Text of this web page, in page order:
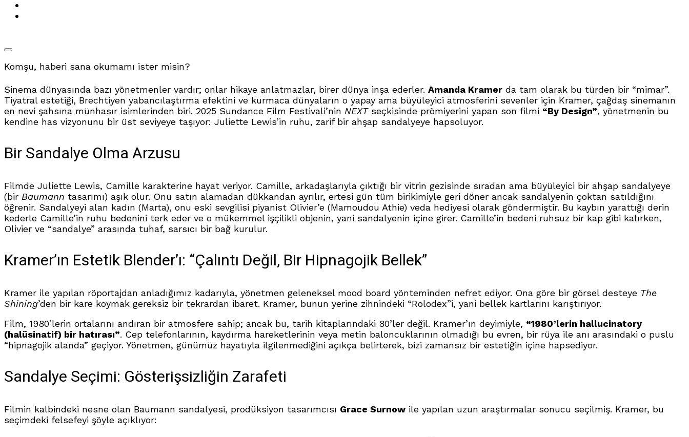
Komşu, haberi sana okumamı ister misin?
Sinema dünyasında bazı yönetmenler vardır; onlar hikaye anlatmazlar, birer dünya inşa ederler. Amanda Kramer da tam olarak bu türden bir “mimar”.
Tiyatral estetiği, Brechtiyen yabancılaştırma efektini ve kurmaca dünyaların o yapay ama büyüleyici atmosferini sevenler için Kramer, çağdaş sinemanın
en nevi şahsına münhasır isimlerinden biri. 2025 Sundance Film Festivali’nin NEXTseçkisinde prömiyerini yapan son filmi “By Design”, yönetmenin bu
kendine has vizyonunu bir üst seviyeye taşıyor: Juliette Lewis’in ruhu, zarif bir ahşap sandalyeye hapsoluyor.
Bir Sandalye Olma Arzusu
Filmde Juliette Lewis, Camille karakterine hayat veriyor. Camille, arkadaşlarıyla çıktığı bir vitrin gezisinde sıradan ama büyüleyici bir ahşap sandalyeye
(bir Baumann tasarımı) aşık olur. Onu satın alamadan dükkandan ayrılır, ertesi gün tüm birikimiyle geri döner ancak sandalyenin çoktan satıldığını
öğrenir. Sandalyeyi alan kadın (Marta), onu eski sevgilisi piyanist Olivier’e (Mamoudou Athie) veda hediyesi olarak göndermiştir. Bu kaybın yarattığı derin
kederle Camille’in ruhu bedenini terk eder ve o mükemmel işçilikli objenin, yani sandalyenin içine girer. Camille’in bedeni ruhsuz bir kap gibi kalırken,
Olivier ve “sandalye” arasında tuhaf, sarsıcı bir bağ kurulur.
Kramer’ın Estetik Blender’ı: “Çalıntı Değil, Bir Hipnagojik Bellek”
Kramer ile yapılan röportajdan anladığımız kadarıyla, yönetmen geleneksel mood board yönteminden nefret ediyor. Ona göre bir görsel desteye The
Shining’den bir kare koymak gereksiz bir tekrardan ibaret. Kramer, bunun yerine zihnindeki “Rolodex”i, yani bellek kartlarını karıştırıyor.
Film, 1980’lerin ortalarını andıran bir atmosfere sahip; ancak bu, tarih kitaplarındaki 80’ler değil. Kramer’ın deyimiyle, “1980’lerin hallucinatory
(halüsinatif) bir hatırası”. Cep telefonlarının, kaydırma hareketlerinin veya metin baloncuklarının olmadığı bu evren, bir rüya ile anı arasındaki o puslu
“hipnagojik alanda” geçiyor. Yönetmen, günümüz hayatıyla ilgilenmediğini açıkça belirterek, bizi zamansız bir estetiğin içine hapsediyor.
Sandalye Seçimi: Gösterişsizliğin Zarafeti
Filmin kalbindeki nesne olan Baumann sandalyesi, prodüksiyon tasarımcısı Grace Surnow ile yapılan uzun araştırmalar sonucu seçilmiş. Kramer, bu
seçimdeki felsefeyi şöyle açıklıyor: